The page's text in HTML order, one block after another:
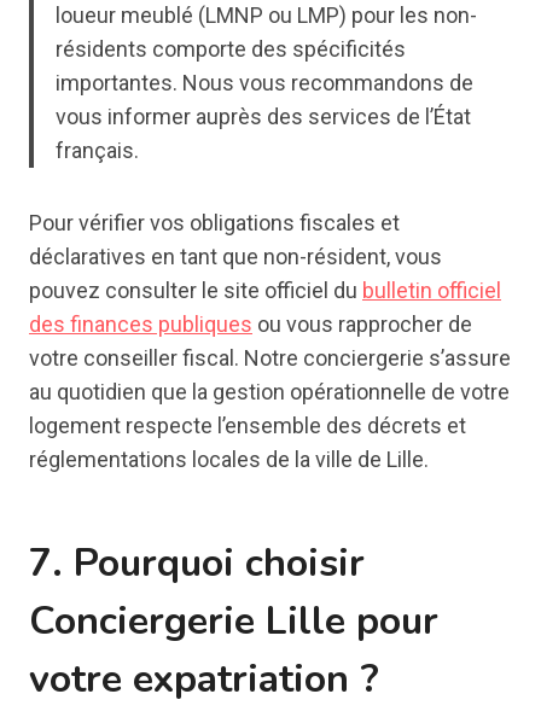
loueur meublé (LMNP ou LMP) pour les non-
résidents comporte des spécificités
importantes. Nous vous recommandons de
vous informer auprès des services de l’État
français.
Pour vérifier vos obligations fiscales et
déclaratives en tant que non-résident, vous
pouvez consulter le site officiel du bulletin officiel
des finances publiques ou vous rapprocher de
votre conseiller fiscal. Notre conciergerie s’assure
au quotidien que la gestion opérationnelle de votre
logement respecte l’ensemble des décrets et
réglementations locales de la ville de Lille.
7. Pourquoi choisir
Conciergerie Lille pour
votre expatriation ?